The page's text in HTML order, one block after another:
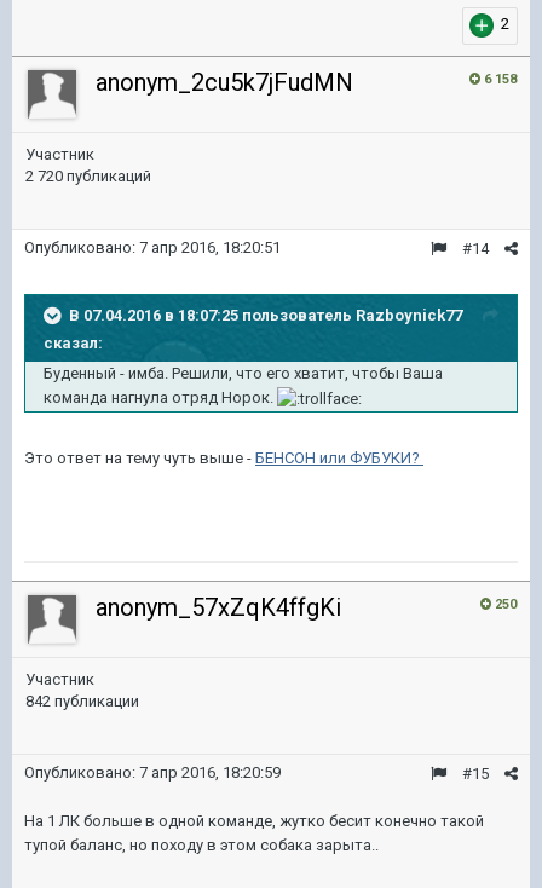
2
6 158
anonym_2cu5k7jFudMN
Участник
2 720 публикаций
#14
Опубликовано: 7 апр 2016, 18:20:51
В 07.04.2016 в 18:07:25 пользователь Razboynick77
сказал:
Буденный - имба. Решили, что его хватит, чтобы Ваша
команда нагнула отряд Норок.
Это ответ на тему чуть выше - БЕНСОН или ФУБУКИ?
250
anonym_57xZqK4ffgKi
Участник
842 публикации
#15
Опубликовано: 7 апр 2016, 18:20:59
На 1 ЛК больше в одной команде, жутко бесит конечно такой
тупой баланс, но походу в этом собака зарыта..